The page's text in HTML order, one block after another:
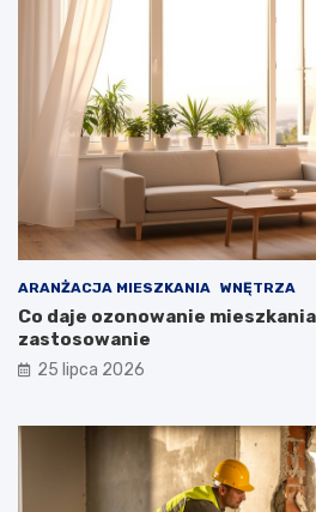
ARANŻACJA MIESZKANIA WNĘTRZA
Co daje ozonowanie
zastosowanie
25 lipca 2026